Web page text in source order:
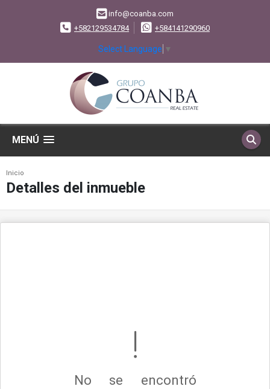
info@coanba.com
+582129534784
+584141290960
Select Language ▼
MENÚ
Inicio
Detalles del inmueble
No se encontró